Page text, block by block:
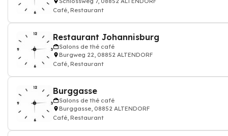
Café, Restaurant
Restaurant Johannisburg
Salons de thé café
Burgweg 22, 08852 ALTENDORF
Café, Restaurant
Burggasse
Salons de thé café
Burggasse, 08852 ALTENDORF
Café, Restaurant